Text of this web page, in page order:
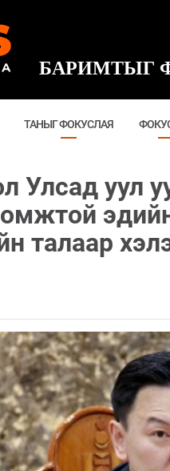
БАРИМТЫГ
ТАНЫГ ФОКУСЛАЯ
Улсад уул
талаар